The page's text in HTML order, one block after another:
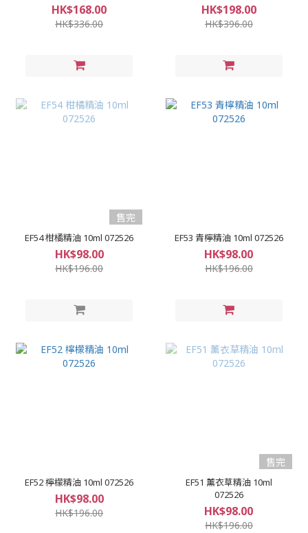
HK$168.00
HK$336.00
HK$198.00
HK$396.00
售完
EF54 柑橘精油 10ml 072526
HK$98.00
HK$196.00
EF53 青檸精油 10ml 072526
HK$98.00
HK$196.00
EF52 檸檬精油 10ml 072526
HK$98.00
HK$196.00
售完
EF51 薰衣草精油 10ml
072526
HK$98.00
HK$196.00